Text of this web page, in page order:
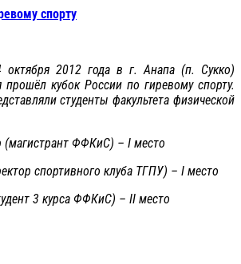
спорту
2012 года в г. Анапа (п. Сукко)
прошёл кубок России по гиревому спорту.
студенты факультета физической
(магистрант ФФКиС) – I место
спортивного клуба ТГПУ) – I место
3 курса ФФКиС) – II место